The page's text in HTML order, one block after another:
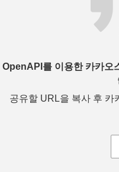
OpenAPI를 이용한 카카오
공유할 URL을 복사 후 카